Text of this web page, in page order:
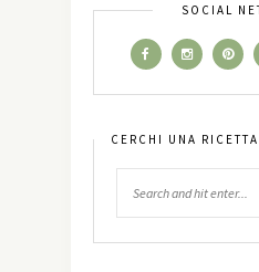
SOCIAL
CERCHI UNA